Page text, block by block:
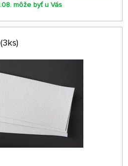
môže byť u Vás